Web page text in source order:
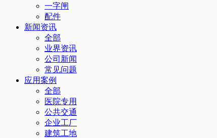
一字闸
配件
新闻资讯
全部
业界资讯
公司新闻
常见问题
应用案例
全部
医院专用
公共交通
企业工厂
建筑工地